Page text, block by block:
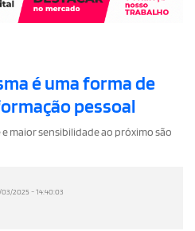
é uma forma de
pessoal
maior sensibilidade ao próximo são
2025 - 14:40:03